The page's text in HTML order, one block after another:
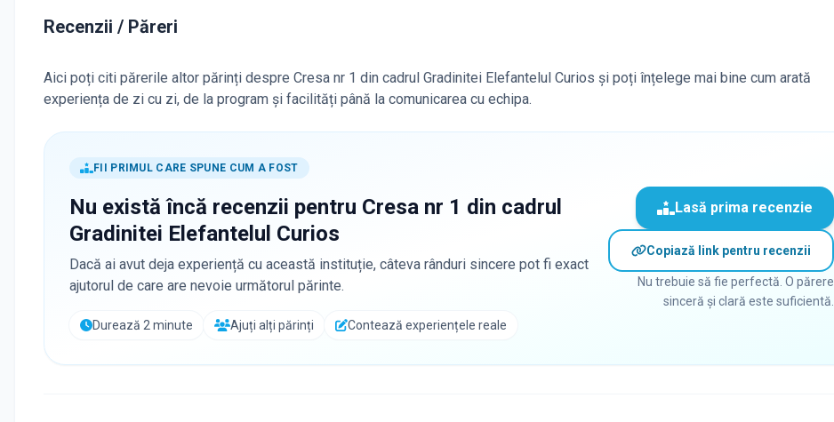
Recenzii / Păreri
Aici poți citi părerile altor părinți despre Cresa nr 1 din cadrul Gradinitei Elefantelul Curios și poți înțelege mai bine cum arată
experiența de zi cu zi, de la program și facilități până la comunicarea cu echipa.
FII PRIMUL CARE SPUNE CUM A FOST
Nu există încă recenzii pentru Cresa nr 1 din cadrul
Gradinitei Elefantelul Curios
Dacă ai avut deja experiență cu această instituție, câteva rânduri sincere pot fi exact
ajutorul de care are nevoie următorul părinte.
Durează 2 minute Ajuți alți părinți Contează experiențele reale
Lasă prima recenzie
Copiază link pentru recenzii
Nu trebuie să fie perfectă. O părere
sinceră și clară este suficientă.